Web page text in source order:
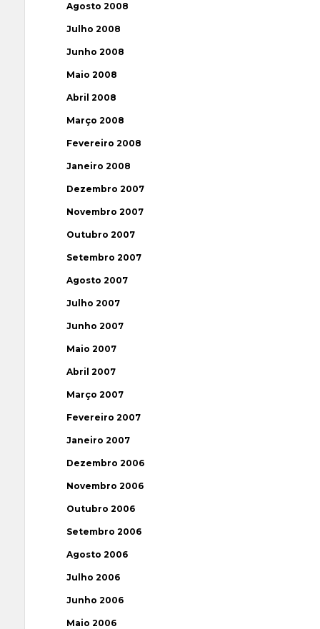
Agosto 2008
Julho 2008
Junho 2008
Maio 2008
Abril 2008
Março 2008
Fevereiro 2008
Janeiro 2008
Dezembro 2007
Novembro 2007
Outubro 2007
Setembro 2007
Agosto 2007
Julho 2007
Junho 2007
Maio 2007
Abril 2007
Março 2007
Fevereiro 2007
Janeiro 2007
Dezembro 2006
Novembro 2006
Outubro 2006
Setembro 2006
Agosto 2006
Julho 2006
Junho 2006
Maio 2006